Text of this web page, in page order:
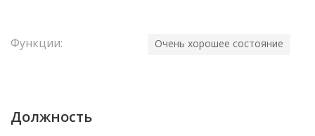
Функции: Очень хорошее состояние
Должность